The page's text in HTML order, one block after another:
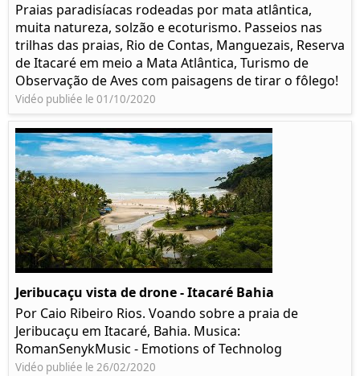
Praias paradisíacas rodeadas por mata atlântica,
muita natureza, solzão e ecoturismo. Passeios nas
trilhas das praias, Rio de Contas, Manguezais, Reserva
de Itacaré em meio a Mata Atlântica, Turismo de
Observação de Aves com paisagens de tirar o fôlego!
Vidéo publiée le 01/10/2020
Jeribucaçu vista de drone - Itacaré Bahia
Por Caio Ribeiro Rios. Voando sobre a praia de
Jeribucaçu em Itacaré, Bahia. Musica:
RomanSenykMusic - Emotions of Technolog
Vidéo publiée le 26/02/2020